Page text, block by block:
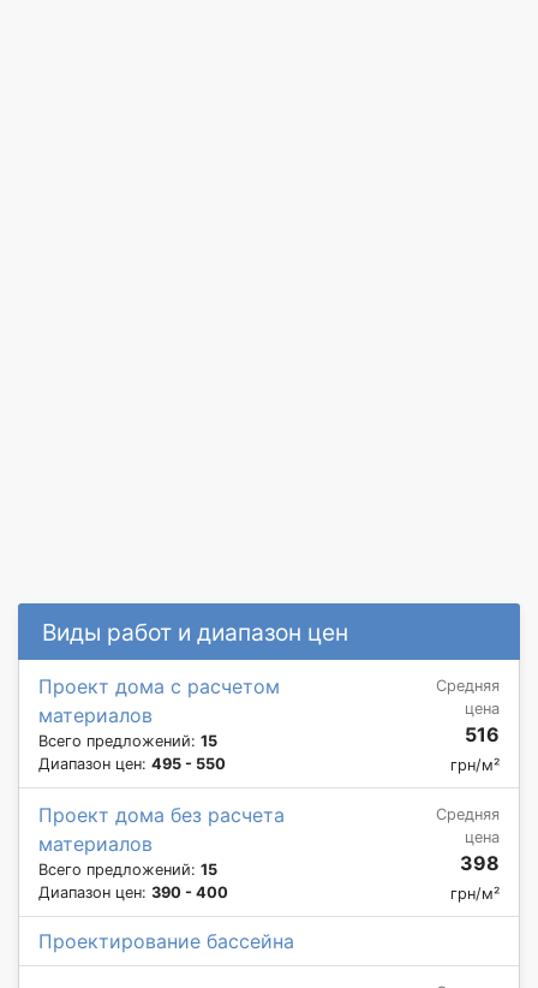
Виды работ и диапазон цен
Проект дома с расчетом
материалов
Всего предложений: 15
Диапазон цен: 495 - 550
Средняя
цена
516
грн/м²
Проект дома без расчета
материалов
Всего предложений: 15
Диапазон цен: 390 - 400
Средняя
цена
398
грн/м²
Проектирование бассейна